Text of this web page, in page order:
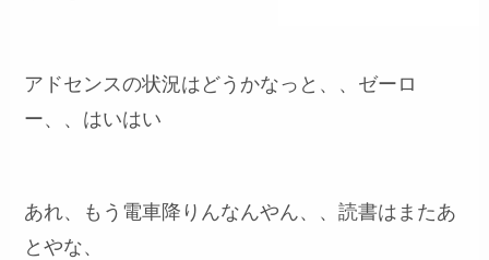
アドセンスの状況はどうかなっと、、ゼーロ
ー、、はいはい
あれ、もう電車降りんなんやん、、読書はまたあ
とやな、